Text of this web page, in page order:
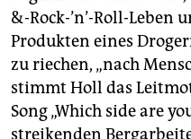
&-Rock-’n’-Roll-Leben
Produkten eines
zu riechen, „nach
stimmt Holl das
Song „Which side are
streikenden